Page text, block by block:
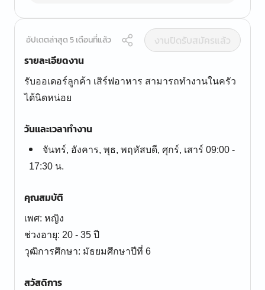
อัปเดตล่าสุด 5 เดือนที่แล้ว
งานปิดรับสมัครแล้ว
รายละเอียดงาน
รับออเดอร์ลูกค้า เสิร์ฟอาหาร สามารถทำงานในครัว
ได้นิดหน่อย
วันและเวลาทำงาน
จันทร์, อังคาร, พุธ, พฤหัสบดี, ศุกร์, เสาร์ 09:00 -
17:30 น.
คุณสมบัติ
เพศ: หญิง
ช่วงอายุ: 20 - 35 ปี
สวัสดิการ